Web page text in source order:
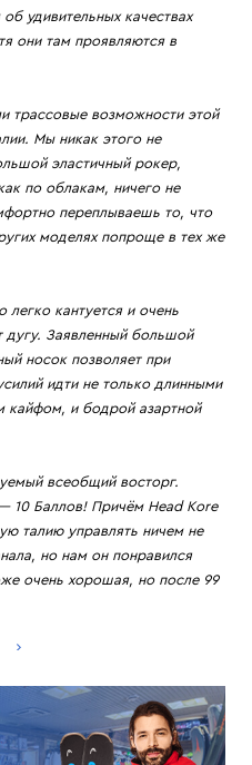
удивительных качествах
они там проявляются в
трассовые возможности этой
Мы никак этого не
эластичный рокер,
по облакам, ничего не
переплываешь то, что
моделях попроще в тех же
кантуется и очень
дугу. Заявленный большой
носок позволяет при
идти не только длинными
кайфом, и бодрой азартной
всеобщий восторг.
10 Баллов! Причём Head Kore
талию управлять ничем не
но нам он понравился
очень хорошая, но после 99